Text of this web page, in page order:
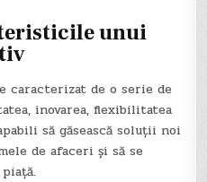
unui
caracterizat de o serie de
inovarea, flexibilitatea
să găsească soluții noi
de afaceri și să se